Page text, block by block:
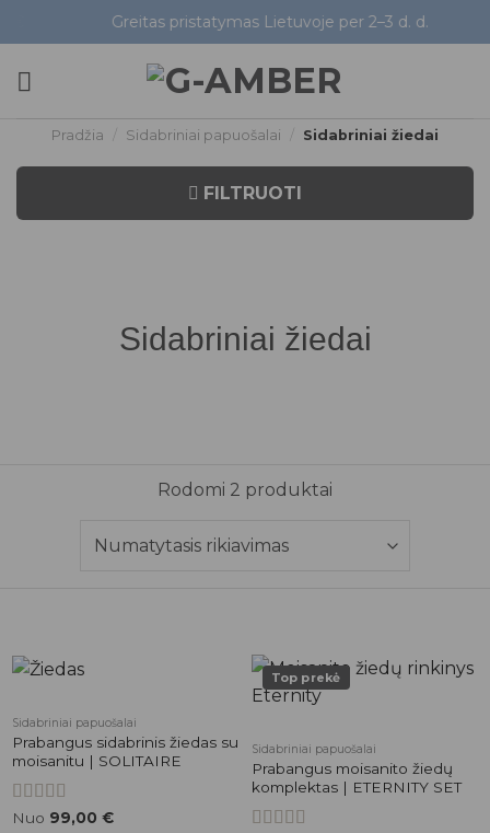
to
content
Greitas pristatymas Lietuvoje per 2–3 d. d.
Pradžia Sidabriniai papuošalai Sidabriniai žiedai
FILTRUOTI
Sidabriniai žiedai
Rodomi 2 produktai
patikusios
prekės
Sidabriniai papuošalai
Prabangus sidabrinis žiedas su
moisanitu | SOLITAIRE
Įvertinimas:
Nuo 99,00 €
Top prekė
Sidabriniai papuošalai
Prabangus moisanito žiedų
komplektas | ETERNITY SET